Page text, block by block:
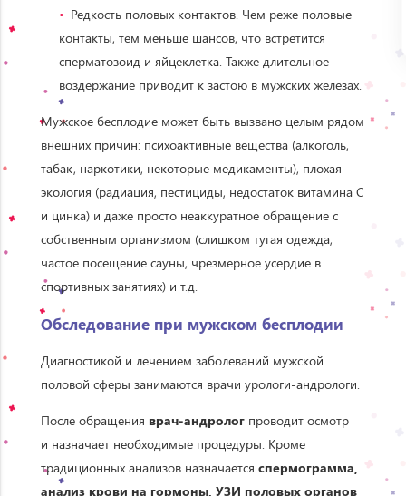
Редкость половых контактов. Чем реже половые
контакты, тем меньше шансов, что встретится
сперматозоид и яйцеклетка. Также длительное
воздержание приводит к застою в мужских железах.
Мужское бесплодие может быть вызвано целым рядом
внешних причин: психоактивные вещества (алкоголь,
табак, наркотики, некоторые медикаменты), плохая
экология (радиация, пестициды, недостаток витамина С
и цинка) и даже просто неаккуратное обращение с
собственным организмом (слишком тугая одежда,
частое посещение сауны, чрезмерное усердие в
спортивных занятиях) и т.д.
Обследование при мужском бесплодии
Диагностикой и лечением заболеваний мужской
половой сферы занимаются врачи урологи-андрологи.
После обращения врач-андролог проводит осмотр
и назначает необходимые процедуры. Кроме
традиционных анализов назначается спермограмма,
анализ крови на гормоны, УЗИ половых органов